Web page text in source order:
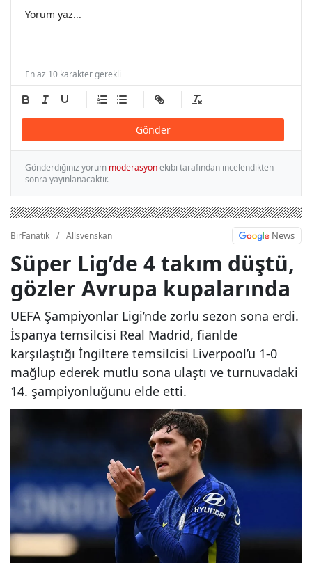
Gönder
En az 10 karakter gerekli
Gönderdiğiniz yorum moderasyonekibi tarafından incelendikten
sonra yayınlanacaktır.
BirFanatik / Allsvenskan News
Süper Lig’de 4 takım düştü,
gözler Avrupa kupalarında
UEFA Şampiyonlar Ligi’nde zorlu sezon sona erdi.
İspanya temsilcisi Real Madrid, fianlde
karşılaştığı İngiltere temsilcisi Liverpool’u 1-0
mağlup ederek mutlu sona ulaştı ve turnuvadaki
14. şampiyonluğunu elde etti.